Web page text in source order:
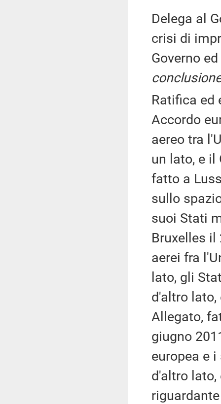
Delega al
crisi di
Governo
Ratifica ed
Accordo
aereo tra
un lato, e il
fatto a
sullo
suoi Stati
Bruxelles
aerei fra
lato, gli
d'altro lato,
Allegato,
giugno
europea e
d'altro lato,